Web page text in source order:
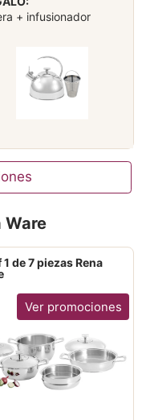
+ infusionador
Ware
1 de 7 piezas Rena
Ver promociones